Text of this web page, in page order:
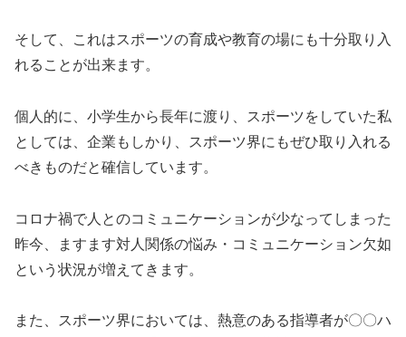
そして、これはスポーツの育成や教育の場にも十分取り入
れることが出来ます。
個人的に、小学生から長年に渡り、スポーツをしていた私
としては、企業もしかり、スポーツ界にもぜひ取り入れる
べきものだと確信しています。
コロナ禍で人とのコミュニケーションが少なってしまった
昨今、ますます対人関係の悩み・コミュニケーション欠如
という状況が増えてきます。
また、スポーツ界においては、熱意のある指導者が〇〇ハ